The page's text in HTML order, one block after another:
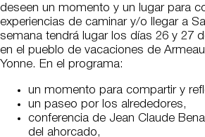
deseen un momento y un lugar para
experiencias de caminar y/o llegar a
semana tendrá lugar los días 26 y 27
en el pueblo de vacaciones de
Yonne. En el programa:
un momento para compartir y
un paseo por los alrededores,
conferencia de Jean Claude
del ahorcado,